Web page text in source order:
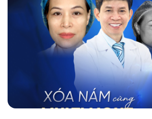
Laser Thẩm mỹ Aeslatek, chúng […]